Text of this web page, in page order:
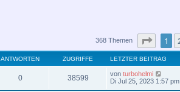
368 Themen Seite1
ANTWORTEN ZUGRIFFE LETZTER BEITRAG
0 38599 von turbohelmi
Di Jul 25, 2023 1:57 pm